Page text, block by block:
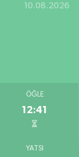
10.08.2026
ÖĞLE
12:41
YATSI